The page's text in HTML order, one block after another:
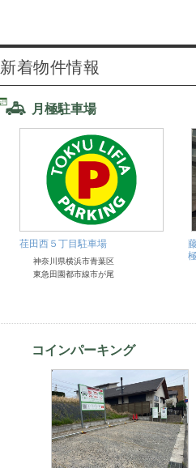
新着物件情報
月極駐車場
荏田西５丁目駐車場
神奈川県横浜市青葉区
東急田園都市線市が尾
コインパーキング